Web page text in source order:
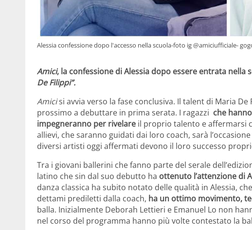
Alessia confessione dopo l'accesso nella scuola-foto ig @amiciufficiale-
Amici, la confessione di Alessia dopo essere entrata nella
De Filippi”.
Amicisi avvia verso la fase conclusiva. Il talent di Maria
prossimo a debuttare in prima serata. I ragazzi che
impegneranno per rivelare il proprio talento e affermarsi
allievi, che saranno guidati dai loro coach, sarà
diversi artisti oggi affermati devono il loro successo
Tra i giovani ballerini che fanno parte del serale
latino che sin dal suo debutto ha ottenuto l’attenzione di
danza classica ha subito notato delle qualità in Alessia,
dettami prediletti dalla coach, ha un ottimo movimento,
balla. Inizialmente Deborah Lettieri e Emanuel Lo non
nel corso del programma hanno più volte contestato la